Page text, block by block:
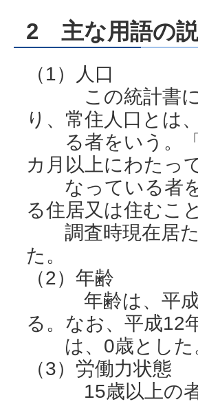
2 主な用語の
（1）人口
この統計書にお
り、常住人口とは
る者をいう。「
カ月以上にわたっ
なっている者を
る住居又は住むこ
調査時現在居た
た。
（2）年齢
年齢は、平成
る。なお、平成12
は、0歳とした
（3）労働力状態
15歳以上の者